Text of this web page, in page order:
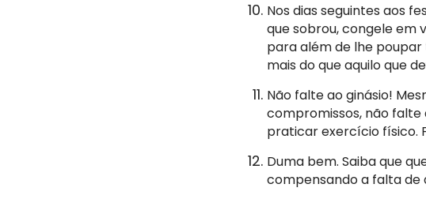
Nos dias seguintes aos
que sobrou, congele em
para além de lhe
mais do que aquilo que
Não falte ao ginásio!
compromissos, não falte
praticar exercício físico.
Duma bem. Saiba que
compensando a falta de